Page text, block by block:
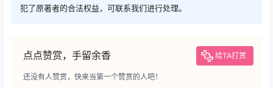
犯了原著者的合法权益，可联系我们进行处理。
点点赞赏，手留余香 给TA打赏
还没有人赞赏，快来当第一个赞赏的人吧！